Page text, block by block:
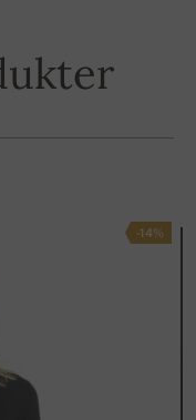
-14%